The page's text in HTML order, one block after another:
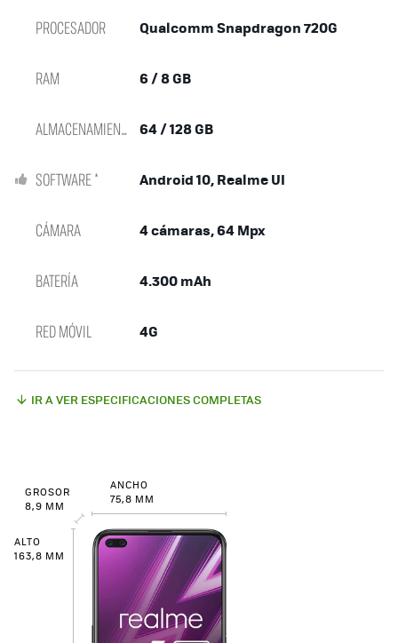
PROCESADOR Qualcomm Snapdragon 720G
RAM 6 / 8 GB
ALMACENAMIENTO 64 / 128 GB
SOFTWARE * Android 10, Realme UI
CÁMARA 4 cámaras, 64 Mpx
BATERÍA 4.300 mAh
RED MÓVIL 4G
IR A VER ESPECIFICACIONES COMPLETAS
GROSOR
8,9 MM
ANCHO
75,8 MM
ALTO
163,8 MM